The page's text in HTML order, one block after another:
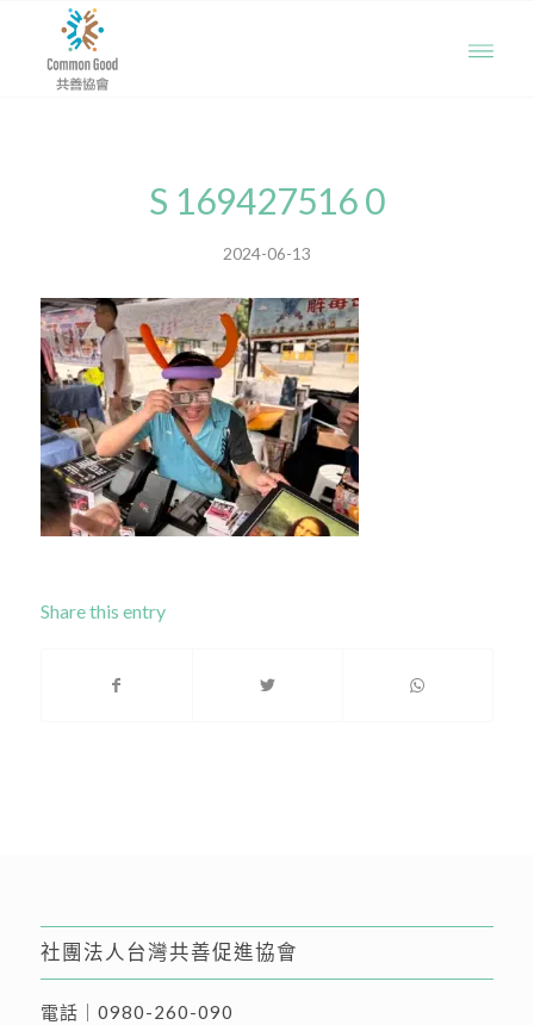
S 169427516 0
2024-06-13
Share this entry
社團法人台灣共善促進協會
電話｜ 0980-260-090